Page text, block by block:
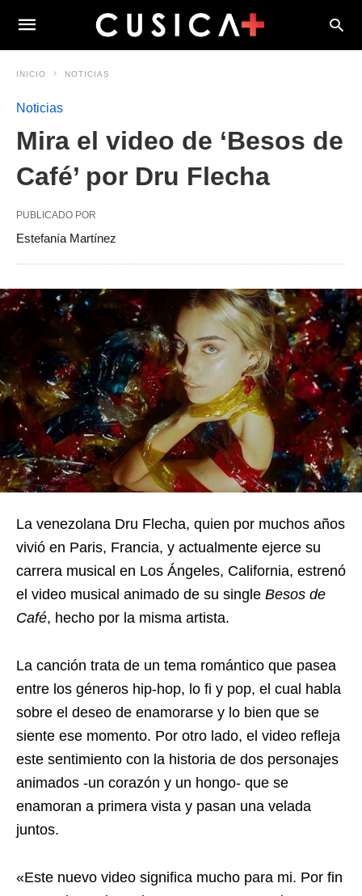
INICIO NOTICIAS
Noticias
Mira el video de ‘Besos de
Café’ por Dru Flecha
PUBLICADO POR
Estefanía Martínez
La venezolana Dru Flecha, quien por muchos años
vivió en Paris, Francia, y actualmente ejerce su
carrera musical en Los Ángeles, California, estrenó
el video musical animado de su single Besos de
Café, hecho por la misma artista.
La canción trata de un tema romántico que pasea
entre los géneros hip-hop, lo fi y pop, el cual habla
sobre el deseo de enamorarse y lo bien que se
siente ese momento. Por otro lado, el video refleja
este sentimiento con la historia de dos personajes
animados -un corazón y un hongo- que se
enamoran a primera vista y pasan una velada
juntos.
«Este nuevo video significa mucho para mi. Por fin